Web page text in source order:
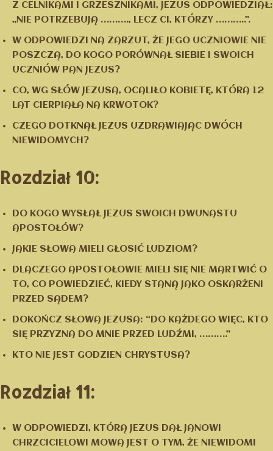
Z CELNIKAMI I GRZESZNIKAMI, JEZUS ODPOWIEDZIAŁ:
„NIE POTRZEBUJĄ ………., LECZ CI, KTÓRZY ………..”.
W ODPOWIEDZI NA ZARZUT, ŻE JEGO UCZNIOWIE NIE
POSZCZĄ, DO KOGO PORÓWNAŁ SIEBIE I SWOICH
UCZNIÓW PAN JEZUS?
CO, WG SŁÓW JEZUSA, OCALIŁO KOBIETĘ, KTÓRA 12
LAT CIERPIAŁA NA KRWOTOK?
CZEGO DOTKNĄŁ JEZUS UZDRAWIAJĄC DWÓCH
NIEWIDOMYCH?
Rozdział 10:
DO KOGO WYSŁAŁ JEZUS SWOICH DWUNASTU
APOSTOŁÓW?
JAKIE SŁOWA MIELI GŁOSIĆ LUDZIOM?
DLACZEGO APOSTOŁOWIE MIELI SIĘ NIE MARTWIĆ O
TO, CO POWIEDZIEĆ, KIEDY STANĄ JAKO OSKARŻENI
PRZED SĄDEM?
DOKOŃCZ SŁOWA JEZUSA: “DO KAŻDEGO WIĘC, KTO
SIĘ PRZYZNA DO MNIE PRZED LUDŹMI, ……….”
KTO NIE JEST GODZIEN CHRYSTUSA?
Rozdział 11:
W ODPOWIEDZI, KTÓRĄ JEZUS DAŁ JANOWI
CHRZCICIELOWI MOWA JEST O TYM, ŻE NIEWIDOMI